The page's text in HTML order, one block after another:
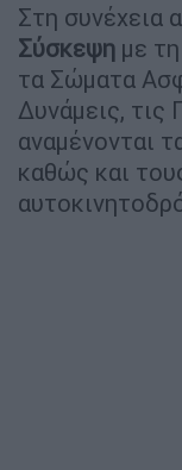
Στη συνέχεια
Σύσκεψη με
τα Σώματα
Δυνάμεις, τις
αναμένονται
καθώς και